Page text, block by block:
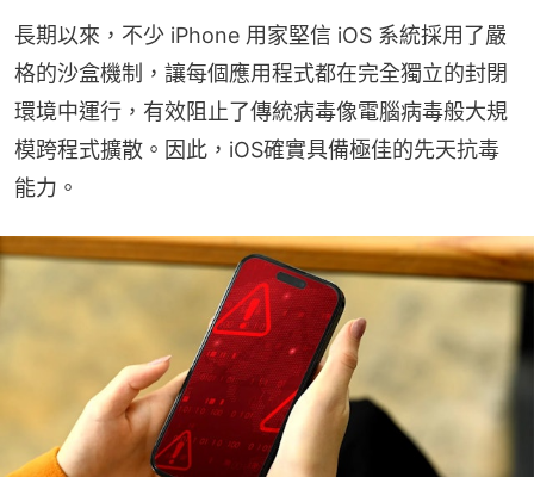
長期以來，不少 iPhone 用家堅信 iOS 系統採用了嚴
格的沙盒機制，讓每個應用程式都在完全獨立的封閉
環境中運行，有效阻止了傳統病毒像電腦病毒般大規
模跨程式擴散。因此，iOS確實具備極佳的先天抗毒
能力。